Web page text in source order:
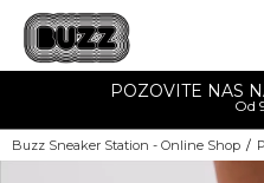
POZOVITE NAS
Od
Buzz Sneaker Station - Online Shop